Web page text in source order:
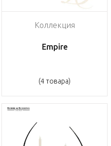
Коллекция
Empire
(4 товара)